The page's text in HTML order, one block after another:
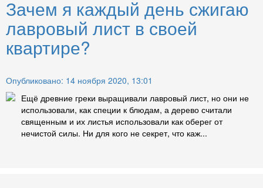
Зачем я каждый день сжигаю
лавровый лист в своей
квартире?
Опубликовано: 14 ноября 2020, 13:01
Ещё древние греки выращивали лавровый лист, но они не
использовали, как специи к блюдам, а дерево считали
священным и их листья использовали как оберег от
нечистой силы. Ни для кого не секрет, что каж...